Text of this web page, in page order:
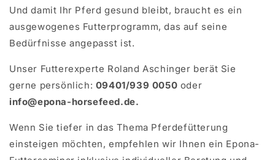
Und damit Ihr Pferd gesund bleibt, braucht es ein
ausgewogenes Futterprogramm, das auf seine
Bedürfnisse angepasst ist.
Unser Futterexperte Roland Aschinger berät Sie
gerne persönlich: 09401/939 0050 oder
info@epona-horsefeed.de.
Wenn Sie tiefer in das Thema Pferdefütterung
einsteigen möchten, empfehlen wir Ihnen ein Epona-